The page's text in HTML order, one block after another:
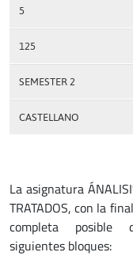
5
125
SEMESTER 2
CASTELLANO
La asignatura
TRATADOS, con la
completa
siguientes bloques: